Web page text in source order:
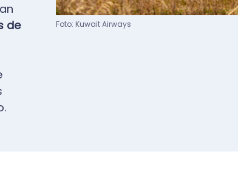
de
Pie de imagen
Foto: Kuwait Airways